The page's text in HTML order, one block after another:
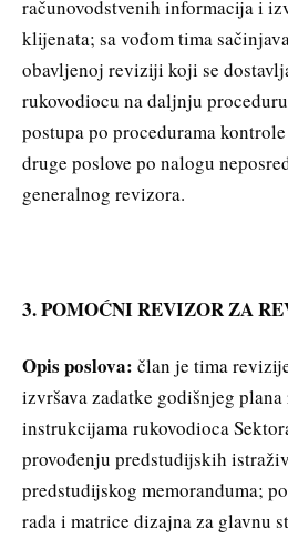
računovodstvenih informacija i
klijenata; sa vođom tima
obavljenoj reviziji koji se
rukovodiocu na daljnju
postupa po procedurama
druge poslove po nalogu
generalnog revizora.
3. POMOĆNI REVIZOR ZA
Opis poslova: član je tima
izvršava zadatke godišnjeg
instrukcijama rukovodioca
provođenju predstudijskih
predstudijskog memoranduma;
rada i matrice dizajna za glavnu